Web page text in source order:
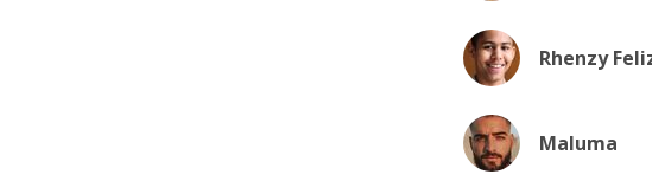
Rhenzy
Maluma